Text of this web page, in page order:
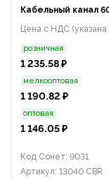
Кабельный канал
Цена с НДС (указана
розничная
1 235.58 ₽
мелкооптовая
1 190.82 ₽
оптовая
1 146.05 ₽
Код Сонет: 9031
Артикул: 13040 CBR